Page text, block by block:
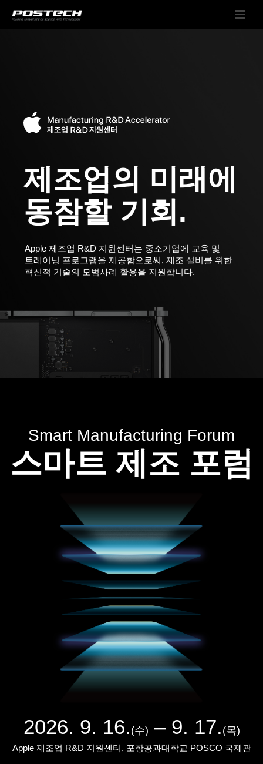
제조업의 미래에
동참할 기회.
Apple 제조업 R&D 지원센터는 중소기업에 교육 및
트레이닝 프로그램을 제공함으로써, 제조 설비를 위한
혁신적 기술의 모범사례 활용을 지원합니다.
Smart Manufacturing Forum
스마트 제조 포럼
2026. 9. 16. (수) – 9. 17. (목)
Apple 제조업 R&D 지원센터, 포항공과대학교 POSCO 국제관